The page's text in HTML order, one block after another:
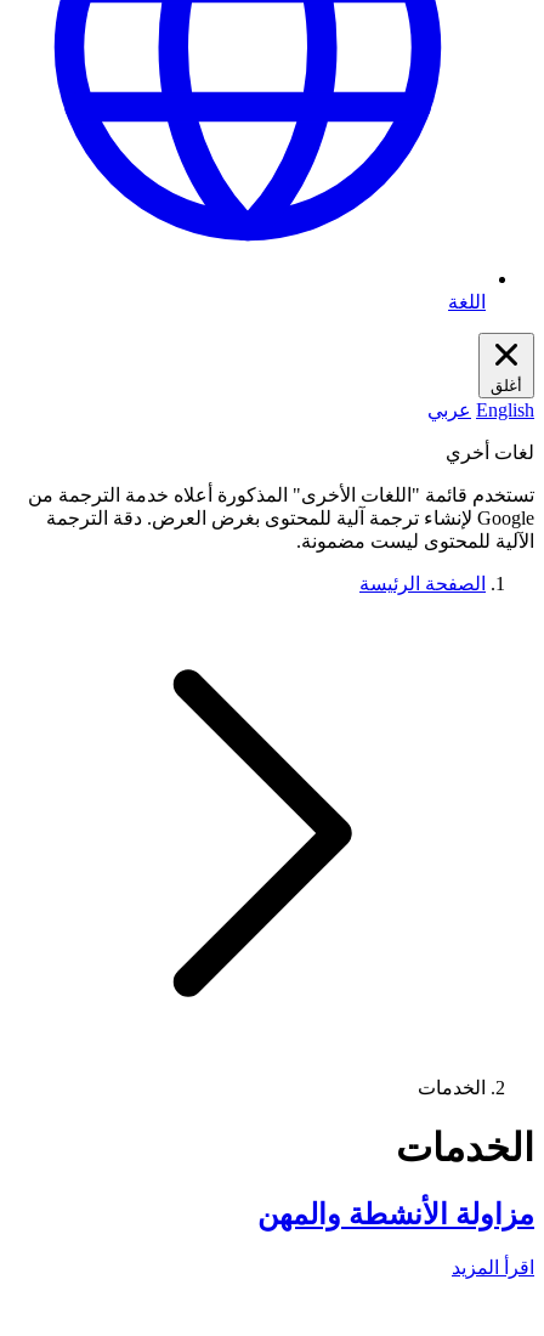
اللغة
أغلق
English عربي
لغات أخري
تستخدم قائمة "اللغات الأخرى" المذكورة أعلاه خدمة الترجمة من
Google لإنشاء ترجمة آلية للمحتوى بغرض العرض. دقة الترجمة
الآلية للمحتوى ليست مضمونة.
الصفحة الرئيسة
الخدمات
الخدمات
مزاولة الأنشطة والمهن
اقرأ المزيد